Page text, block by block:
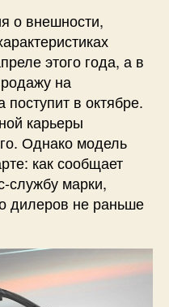
о внешности,
этого года, а в
на
в октябре.
карьеры
Однако модель
как сообщает
службу марки,
дилеров не раньше